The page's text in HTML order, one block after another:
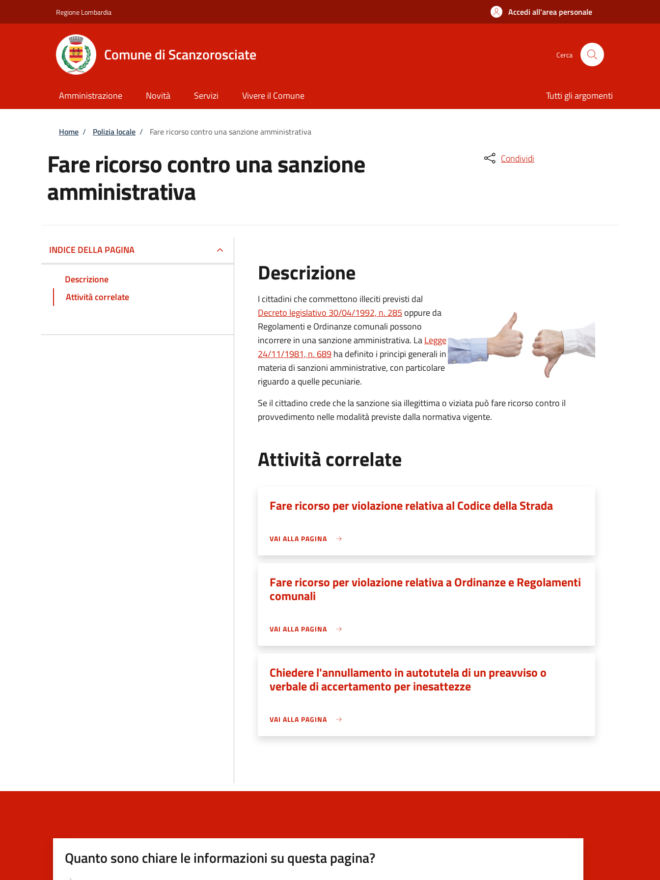
Regione Lombardia Accedi all'area personale
Comune di Scanzorosciate Cerca
Amministrazione Novità Servizi Vivere il Comune Tutti gli argomenti
Briciole di pane
Home / Polizia locale / Fare ricorso contro una sanzione amministrativa
Fare ricorso contro una sanzione
amministrativa
Condividi
INDICE DELLA PAGINA
Descrizione
Attività correlate
Descrizione
I cittadini che commettono illeciti previsti dal
Decreto legislativo 30/04/1992, n. 285 oppure da
Regolamenti e Ordinanze comunali possono
incorrere in una sanzione amministrativa. LaLegge
24/11/1981, n. 689ha definito i principi generali in
materia di sanzioni amministrative, con particolare
riguardo a quelle pecuniarie.
Se il cittadino crede che la sanzione sia illegittima o viziata può fare ricorso contro il
provvedimento nelle modalità previstedalla normativa vigente.
Attività correlate
Fare ricorso per violazione relativa al Codice della Strada
VAI ALLA PAGINA
Fare ricorso per violazione relativa a Ordinanze e Regolamenti
comunali
VAI ALLA PAGINA
Chiedere l'annullamento in autotutela di un preavviso o
verbale di accertamento per inesattezze
VAI ALLA PAGINA
Quanto sono chiare le informazioni su questa pagina?